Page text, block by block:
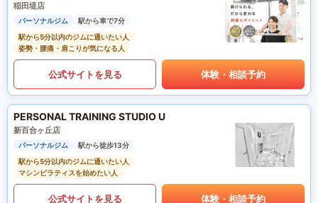
稲田堤店
パーソナルジム
駅から車で7分
駅から5分以内のジムに通いたい人
姿勢・腰痛・肩こりが気になる人
公式サイトを見る 体験・相談予約
PERSONAL TRAINING STUDIO U
新百合ヶ丘店
パーソナルジム
駅から徒歩13分
駅から5分以内のジムに通いたい人
マシンピラティスを始めたい人
公式サイトを見る 体験・相談予約